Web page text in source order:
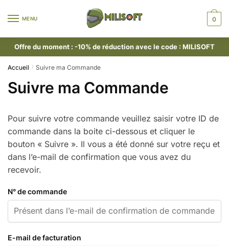
MENU 0
Offre du moment : -10% de réduction avec le code : MILISOFT
Accueil / Suivre ma Commande
Suivre ma Commande
Pour suivre votre commande veuillez saisir votre ID de
commande dans la boite ci-dessous et cliquer le
bouton « Suivre ». Il vous a été donné sur votre reçu et
dans l’e-mail de confirmation que vous avez du
recevoir.
N° de commande
E-mail de facturation